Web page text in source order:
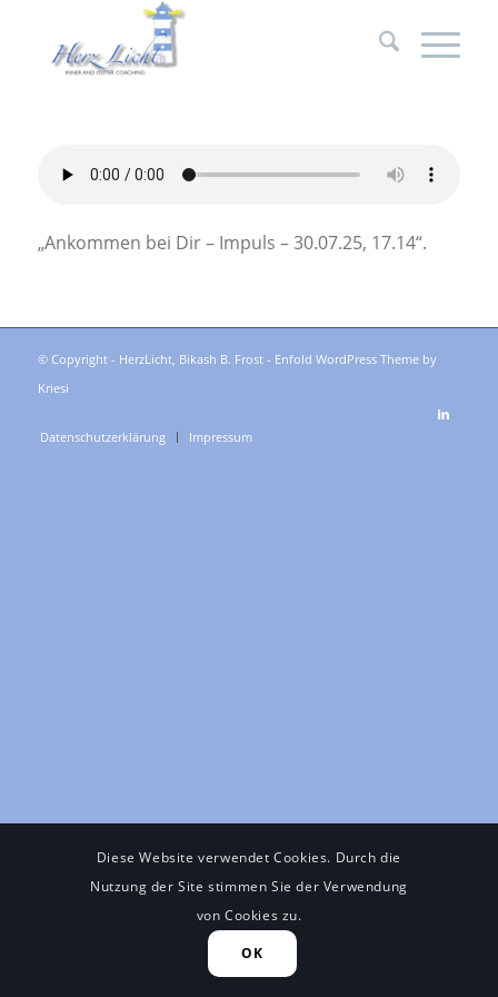
„Ankommen bei Dir – Impuls – 30.07.25, 17.14“.
© Copyright - HerzLicht, Bikash B. Frost - Enfold WordPress Theme by
Kriesi
Datenschutzerklärung Impressum
Diese Website verwendet Cookies. Durch die
Nutzung der Site stimmen Sie der Verwendung
von Cookies zu.
OK